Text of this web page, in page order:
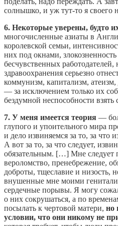
солнышко, и уж тут-то я своего
6. Некоторые уверены, будто
многочисленные азиаты в
королевской семьи,
них под окнами,
бесчувственных
здравоохранения серьезно
коммунизм, капитализм,
— за исключением только их
бездумной неспособности взять
7. У меня имеется теория —
глупого и упоительного мира
и дело извиняемся за то, за что
А вот за то, за что следует,
обязательным. […] Мне следует
вероломство, пренебрежение,
доброты, тщеславие и низость,
внушенные мне моими
сердечные порывы. Я могу
о них сокрушаться, а по
посылать к чертовой матери, но
условии, что они никому не